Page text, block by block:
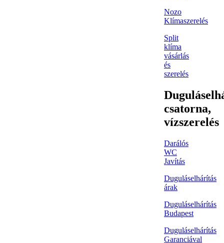
Nozo
Klímaszerelés
Split
klíma
vásárlás
és
szerelés
csatorna,
vízszerelés
Darálós
WC
Javítás
Duguláselhárítás
árak
Duguláselhárítás
Budapest
Duguláselhárítás
Garanciával